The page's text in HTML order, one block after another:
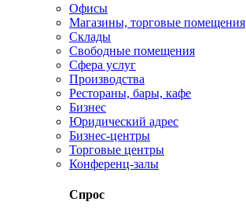
Офисы
Магазины, торговые помещения
Склады
Свободные помещения
Сфера услуг
Производства
Рестораны, бары, кафе
Бизнес
Юридический адрес
Бизнес-центры
Торговые центры
Конференц-залы
Спрос